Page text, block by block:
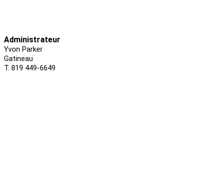
Administrateur
Yvon Parker
Gatineau
T. 819 449-6649